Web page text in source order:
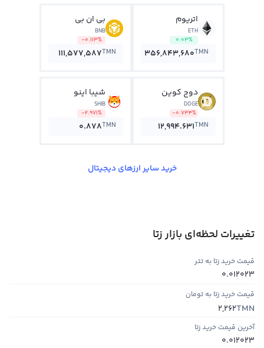
اتریوم
ETH
0.03%
356,843,680TMN
بی ان بی
BNB
-0.113%
111,577,587TMN
دوج کوین
DOGE
-0.734%
12,994.631TMN
شیبا اینو
SHIB
-2.971%
0.878TMN
خرید سایر ارزهای دیجیتال
تغییرات لحظه‌ای بازار زتا
قیمت خرید زتا به تتر
0.012023
قیمت خرید زتا به تومان
TMN
2,262
آخرین قیمت خرید زتا
0.012023